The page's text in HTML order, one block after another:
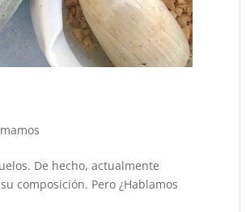
De hecho, actualmente
composición. Pero ¿Hablamos